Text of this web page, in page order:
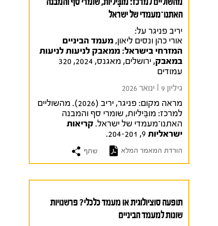
האתנו־מעמדי של ישראל
יריב פניגר על:
אורי כהן ונסים ליאון,מעמד הביניים
המזרחי בישראל: ממאבק לניעות לניעות
במאבק
, ירושלים, מאגנס, 2024, 320
עמודים
גיליון 9 I ינואר 2026
מראה מקום:
פניגר, יריב (2026). מהשוליים
למרכז: מובִִּיליות, שומרי סף והמבנה
האתנו־מעמדי של ישראל.קריאות
ישראליות
הורדת המאמר המלא שתף
תופעה סוציולוגית או מעמד כלכלי? פרשנויות
שונות למעמד הביניים